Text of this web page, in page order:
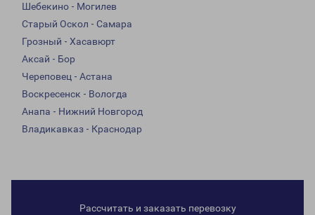
Шебекино - Могилев
Старый Оскол - Самара
Грозный - Хасавюрт
Аксай - Бор
Череповец - Астана
Воскресенск - Вологда
Анапа - Нижний Новгород
Владикавказ - Краснодар
Рассчитать и заказать перевозку